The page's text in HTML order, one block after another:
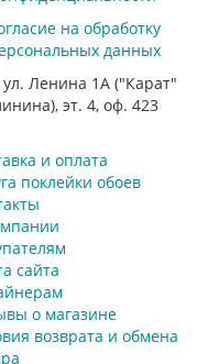
на обработку
данных
ул. Ленина 1А ("Карат"
эт. 4, оф. 423
и оплата
поклейки обоев
сайта
о магазине
возврата и обмена